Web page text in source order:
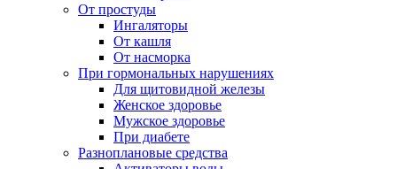
От простуды
Ингаляторы
От кашля
От насморка
При гормональных нарушениях
Для щитовидной железы
Женское здоровье
Мужское здоровье
При диабете
Разноплановые средства